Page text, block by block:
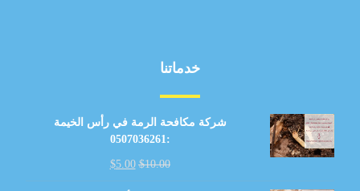
خدماتنا
شركة مكافحة الرمة في رأس الخيمة
:0507036261
$10.00
$5.00